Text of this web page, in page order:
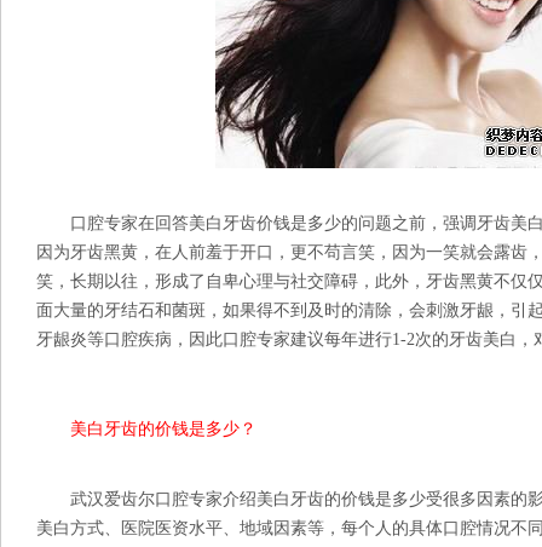
口腔专家在回答美白牙齿价钱是多少的问题之前，强调牙齿美
因为牙齿黑黄，在人前羞于开口，更不苟言笑，因为一笑就会露齿
笑，长期以往，形成了自卑心理与社交障碍，此外，牙齿黑黄不仅
面大量的牙结石和菌斑，如果得不到及时的清除，会刺激牙龈，引
牙龈炎等口腔疾病，因此口腔专家建议每年进行1-2次的牙齿美白，
美白牙齿的价钱是多少？
武汉爱齿尔口腔专家介绍美白牙齿的价钱是多少受很多因素的
美白方式、医院医资水平、地域因素等，每个人的具体口腔情况不